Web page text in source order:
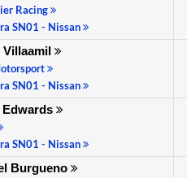
Racing
SN01 - Nissan
Villaamil
SN01 - Nissan
Edwards
SN01 - Nissan
Burgueno